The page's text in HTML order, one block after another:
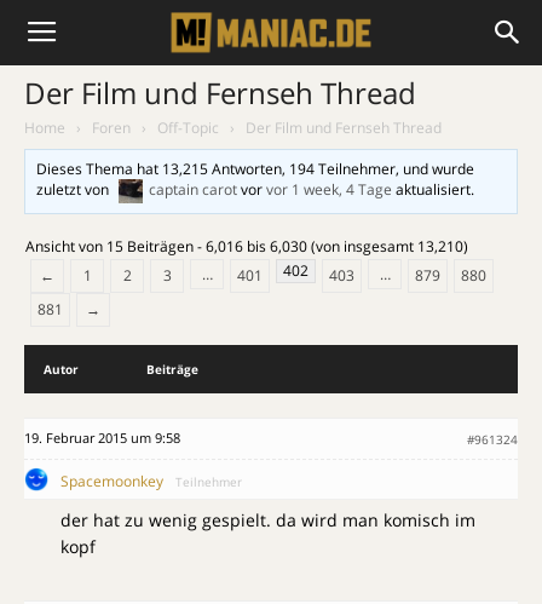
Der Film und Fernseh Thread
Home › Foren › Off-Topic ›
Der Film und Fernseh Thread
Dieses Thema hat 13,215 Antworten, 194 Teilnehmer, und wurde
zuletzt von
captain carotvorvor 1 week, 4 Tage aktualisiert.
Ansicht von 15 Beiträgen - 6,016 bis 6,030 (von insgesamt 13,210)
←
1 2 3 … 401 402 403 … 879
880
881
→
Autor Beiträge
19. Februar 2015 um 9:58 #961324
Spacemoonkey Teilnehmer
der hat zu wenig gespielt. da wird man komisch im
kopf